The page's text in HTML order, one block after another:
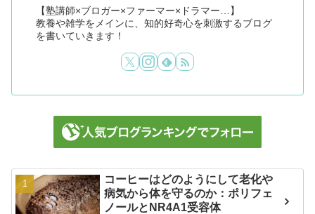
【塾講師×ブロガー×ファーマー×ドラマー…】
教養や雑学をメインに、知的好奇心を刺激するブログ
を書いていきます！
コーヒーはどのようにして老化や
病気から体を守るのか：ポリフェ
ノールとNR4A1受容体